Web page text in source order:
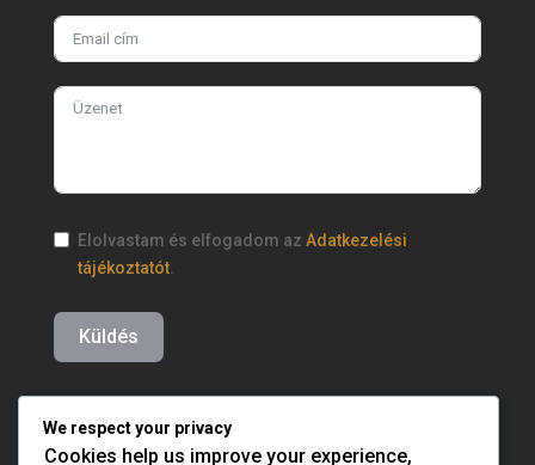
Elolvastam és elfogadom az Adatkezelési
tájékoztatót.
Küldés
We respect your privacy
Cookies help us improve your experience,